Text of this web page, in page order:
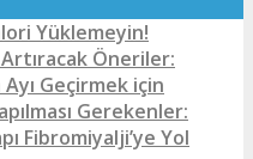
Yüklemeyin!
Artıracak Öneriler:
Ayı Geçirmek için
Gerekenler:
Fibromiyalji’ye Yol